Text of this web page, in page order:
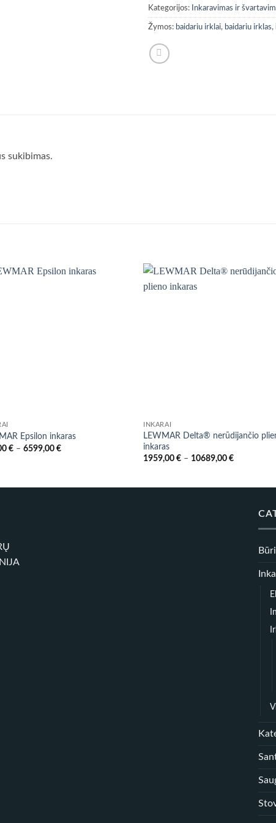
Kategorijos: Inkaravimas ir
Žymos: baidariu irklai, baidariu irklas,
sukibimas.
Epsilon inkaras
€ – 6599,00€Price
INKARAI
LEWMAR Delta® nerūdijančio
inkaras
1959,00€ – 10689,00€Price